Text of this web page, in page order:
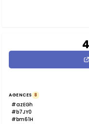
AGENCES 8
#azEGh
#b7JY0
#bm61H